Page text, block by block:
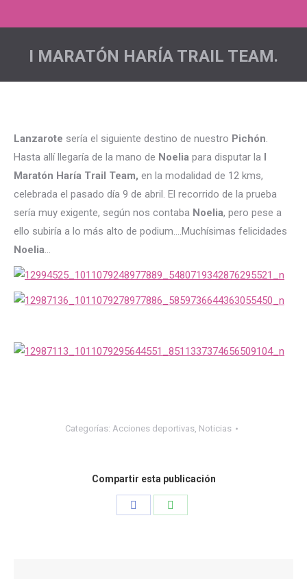
I MARATÓN HARÍA TRAIL TEAM.
Lanzarote sería el siguiente destino de nuestro Pichón.
Hasta allí llegaría de la mano de Noelia para disputar la I
Maratón Haría Trail Team, en la modalidad de 12 kms,
celebrada el pasado día 9 de abril. El recorrido de la prueba
sería muy exigente, según nos contaba Noelia, pero pese a
ello subiría a lo más alto de podium….Muchísimas felicidades
Noelia…
Categorías: Acciones deportivas, Noticias
Compartir esta publicación